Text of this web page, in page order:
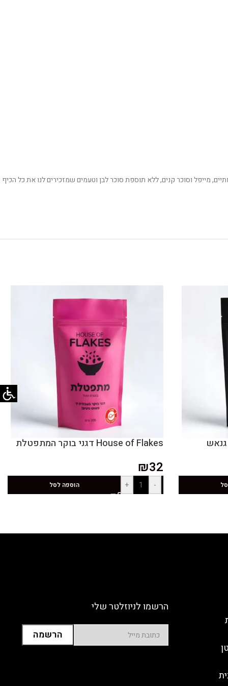
מייפל וסוכר קנים, ללא תוספת סוכר לבן וטעמים שמזכירים לנו את כל הכיף
House of Flakes דגני בוקר המתפטלת
₪32
-
+ הוספה לסל
הרשמו לניוזלטר שלי